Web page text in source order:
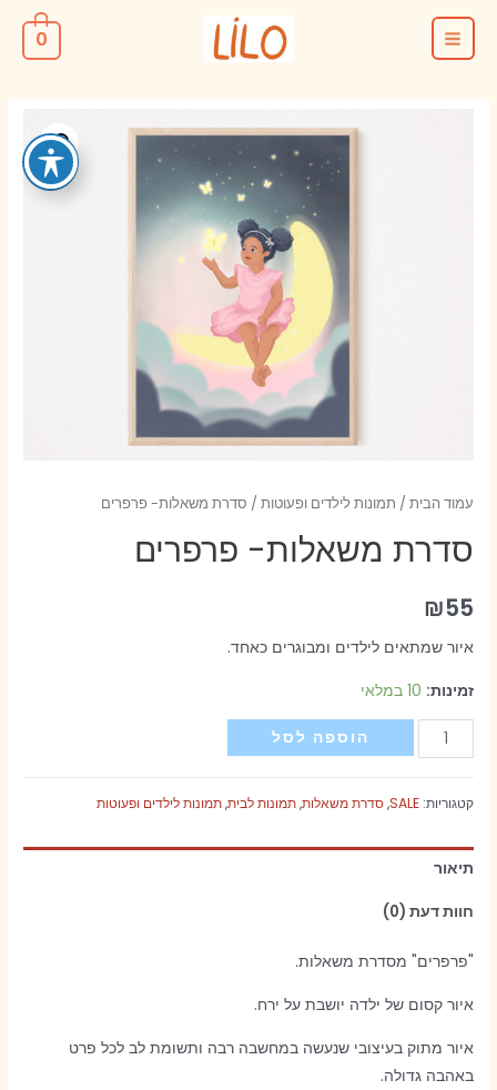
דילוג
MAIN
0
עמוד הבית / תמונות לילדים ופעוטות / סדרת משאלות- פרפרים
סדרת משאלות- פרפרים
₪55
איור שמתאים לילדים ומבוגרים כאחד.
זמינות: 10 במלאי
כמות
של
משאלות-
פרפרים
הוספה לסל
קטגוריות:SALE
,סדרת משאלות,תמונות לבית,תמונות לילדים ופעוטות
תיאור
חוות דעת (0)
"פרפרים" מסדרת משאלות.
איור קסום של ילדה יושבת על ירח.
איור מתוק בעיצובי שנעשה במחשבה רבה ותשומת לב לכל פרט
באהבה גדולה.